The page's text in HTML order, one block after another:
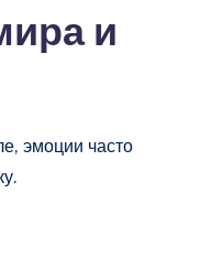
и
эмоции часто